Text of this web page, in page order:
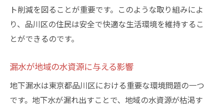
ト削減を図ることが重要です。このような取り組みによ
り、品川区の住民は安全で快適な生活環境を維持するこ
とができるのです。
漏水が地域の水資源に与える影響
地下漏水は東京都品川区における重要な環境問題の一つ
です。地下水が漏れ出すことで、地域の水資源が枯渇す